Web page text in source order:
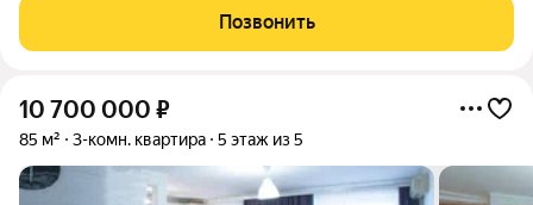
изолированные комнаты, что обеспечивает комфортное
проживание для семьи. Окна с пластиковыми
Позвонить
10 700 000 ₽
85 м² 3-комн. квартира 5 этаж из 5